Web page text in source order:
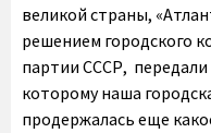
великой страны,
решением городского
партии СССР, передали
которому наша
продержалась еще